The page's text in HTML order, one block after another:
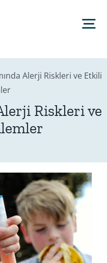
Alerji Riskleri ve Etkili
Riskleri ve